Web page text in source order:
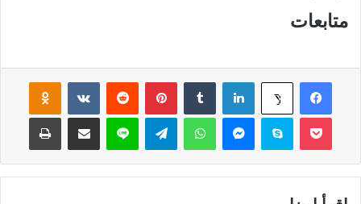
متابعات
فيسبوك ‫X لينكدإن بينتيريست
سكايب واتساب لاين